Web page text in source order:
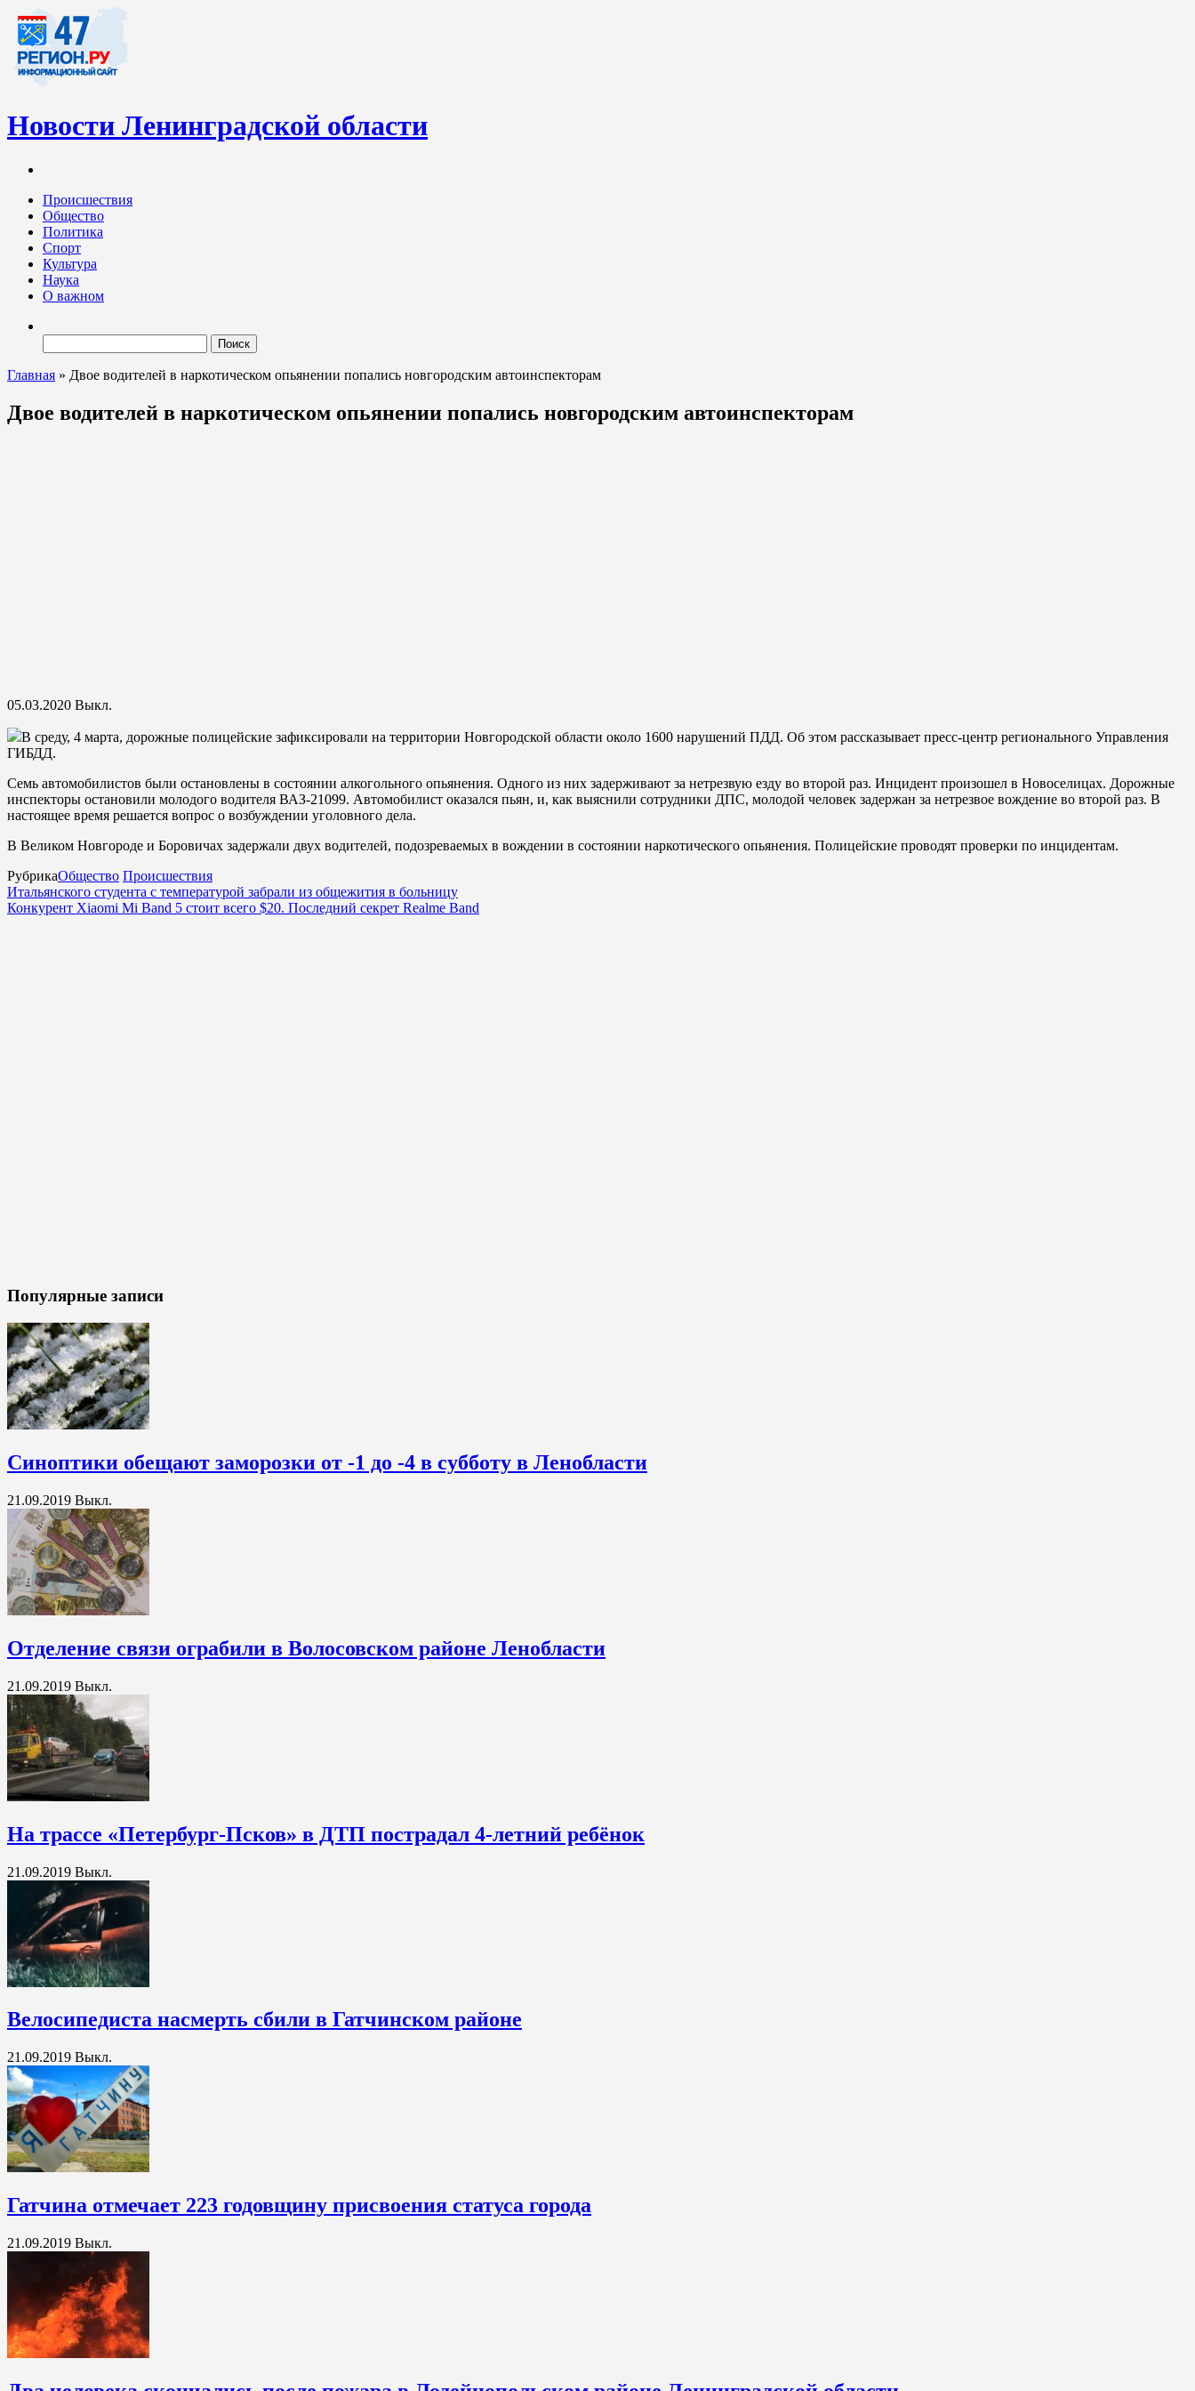
Новости Ленинградской области
Ленинградских новостей обновляется регулярно. Мы рассказываем о происходящем «в верхах» и о судьбах простых людях, о том, что касается каждого жителя Ленинградской области.
Происшествия
Общество
Политика
Спорт
Культура
Наука
О важном
Главная » Двое водителей в наркотическом опьянении попались новгородским автоинспекторам
Двое водителей в наркотическом опьянении попались новгородским автоинспекторам
05.03.2020 Выкл.
В среду, 4 марта, дорожные полицейские зафиксировали на территории Новгородской области около 1600 нарушений ПДД. Об этом рассказывает пресс-центр регионального Управления
ГИБДД.
Семь автомобилистов были остановлены в состоянии алкогольного опьянения. Одного из них задерживают за нетрезвую езду во второй раз. Инцидент произошел в Новоселицах. Дорожные
инспекторы остановили молодого водителя ВАЗ-21099. Автомобилист оказался пьян, и, как выяснили сотрудники ДПС, молодой человек задержан за нетрезвое вождение во второй раз. В
настоящее время решается вопрос о возбуждении уголовного дела.
В Великом Новгороде и Боровичах задержали двух водителей, подозреваемых в вождении в состоянии наркотического опьянения. Полицейские проводят проверки по инцидентам.
РубрикаОбщество Происшествия
Итальянского студента с температурой забрали из общежития в больницу
Конкурент Xiaomi Mi Band 5 стоит всего $20. Последний секрет Realme Band
Популярные записи
Синоптики обещают заморозки от -1 до -4 в субботу в Ленобласти
21.09.2019 Выкл.
Отделение связи ограбили в Волосовском районе Ленобласти
21.09.2019 Выкл.
На трассе «Петербург-Псков» в ДТП пострадал 4-летний ребёнок
21.09.2019 Выкл.
Велосипедиста насмерть сбили в Гатчинском районе
21.09.2019 Выкл.
Гатчина отмечает 223 годовщину присвоения статуса города
21.09.2019 Выкл.